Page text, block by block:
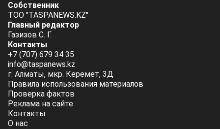
Собственник
ТОО "TASPANEWS.KZ"
Главный редактор
Газизов С. Г.
Контакты
+7 (707) 679 34 35
info@taspanews.kz
г. Алматы, мкр. Керемет, 3Д
Правила использования материалов
Проверка фактов
Реклама на сайте
Контакты
О нас